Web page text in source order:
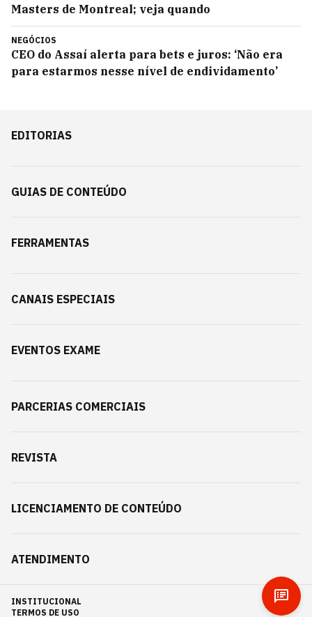
Masters de Montreal; veja quando
NEGÓCIOS
CEO do Assaí alerta para bets e juros: ‘Não era
para estarmos nesse nível de endividamento’
EDITORIAS
GUIAS DE CONTEÚDO
FERRAMENTAS
CANAIS ESPECIAIS
EVENTOS EXAME
PARCERIAS COMERCIAIS
REVISTA
LICENCIAMENTO DE CONTEÚDO
ATENDIMENTO
INSTITUCIONAL
TERMOS DE USO